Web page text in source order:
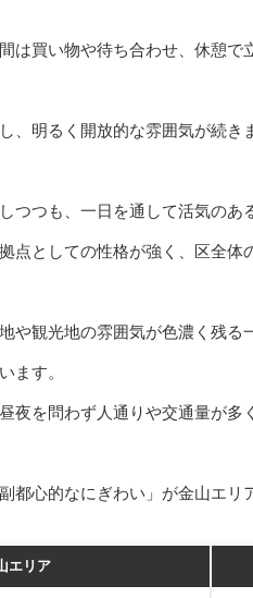
は買い物や待ち合わせ、休憩で
、明るく開放的な雰囲気が続
つも、一日を通して活気のあ
点としての性格が強く、区全
や観光地の雰囲気が色濃く残
ます。
夜を問わず人通りや交通量が
心的なにぎわい」が金山エリ
エリア